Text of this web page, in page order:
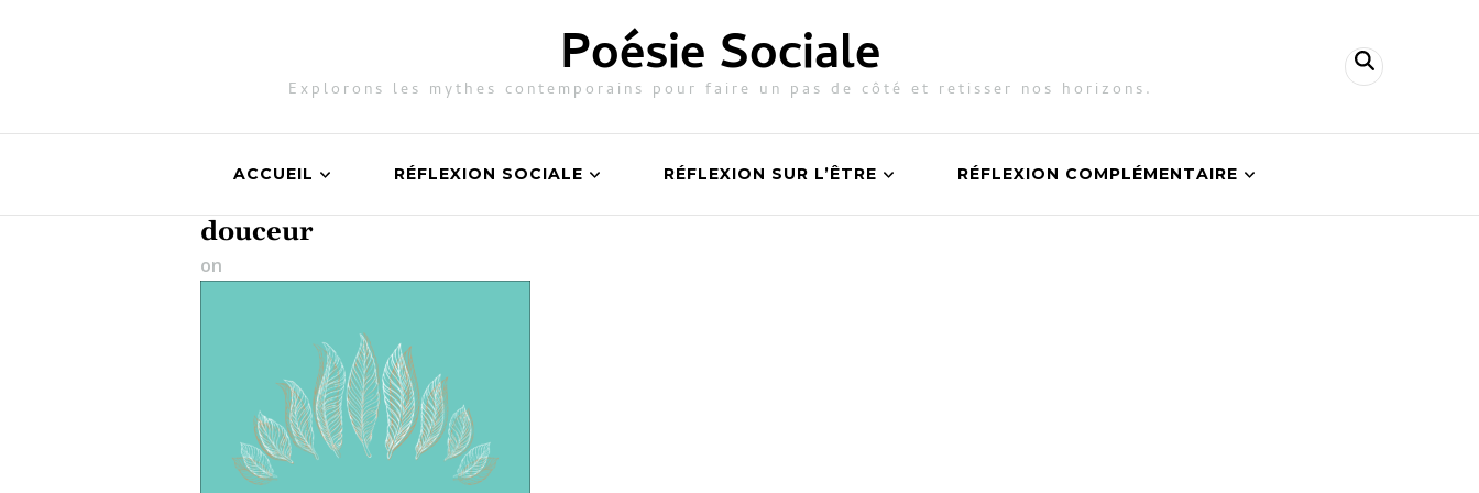
Poésie Sociale
Explorons les mythes contemporains pour faire un pas de côté et retisser nos horizons.
ACCUEIL RÉFLEXION SOCIALE RÉFLEXION SUR L’ÊTRE RÉFLEXION COMPLÉMENTAIRE
douceur
on